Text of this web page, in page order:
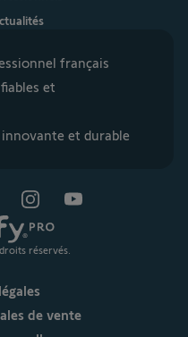
réservés.
français
et
et durable
de vente